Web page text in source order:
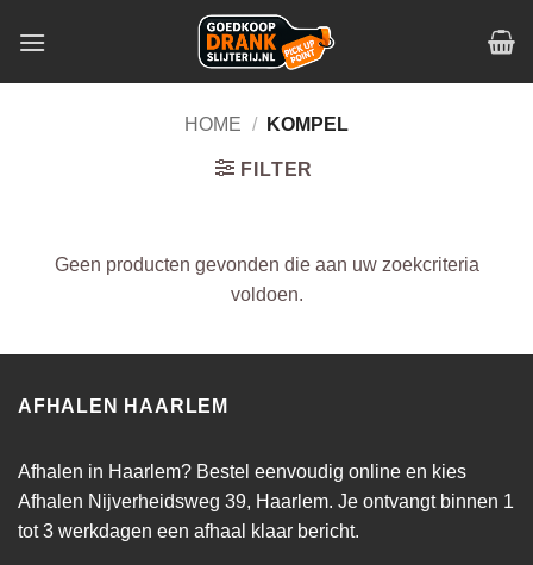
HOME / KOMPEL
FILTER
Geen producten gevonden die aan uw zoekcriteria
voldoen.
AFHALEN HAARLEM
Afhalen in Haarlem? Bestel eenvoudig online en kies
Afhalen Nijverheidsweg 39, Haarlem. Je ontvangt binnen 1
tot 3 werkdagen een afhaal klaar bericht.